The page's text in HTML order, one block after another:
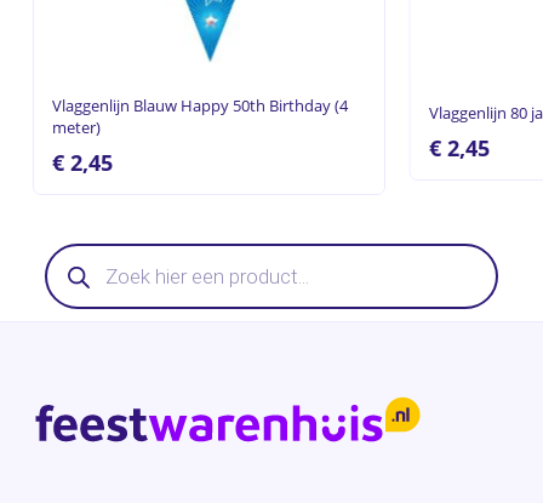
Vlaggenlijn Blauw Happy 50th Birthday (4
meter)
€2,45
Vlaggenlijn 80
€2,45
Producten
zoeken